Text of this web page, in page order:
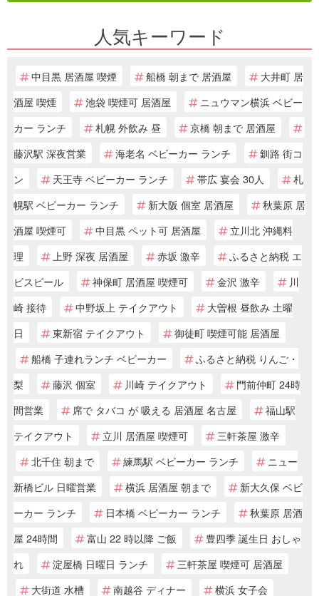
人気キーワード
中目黒 居酒屋 喫煙 船橋 朝まで 居酒屋
大井町 居
酒屋 喫煙
池袋 喫煙可 居酒屋
ニュウマン横浜 ベビー
カー ランチ
札幌 外飲み 昼
京橋 朝まで 居酒屋
藤沢駅 深夜営業
海老名 ベビーカー ランチ
釧路 街コ
ン
天王寺 ベビーカー ランチ 帯広 宴会 30人
札
幌駅 ベビーカー ランチ
新大阪 個室 居酒屋
秋葉原 居
酒屋 喫煙可
中目黒 ペット可 居酒屋
立川北 沖縄料
理
上野 深夜 居酒屋 赤坂 激辛
ふるさと納税 エ
ビスビール
神保町 居酒屋 喫煙可 金沢 激辛
川
崎 接待
中野坂上 テイクアウト
大曽根 昼飲み 土曜
日
東新宿 テイクアウト
御徒町 喫煙可能 居酒屋
船橋 子連れランチ ベビーカー
ふるさと納税 りんご・
梨
藤沢 個室 川崎 テイクアウト
門前仲町 24時
間営業
席で タバコ が 吸える 居酒屋 名古屋
福山駅
テイクアウト
立川 居酒屋 喫煙可
三軒茶屋 激辛
北千住 朝まで
練馬駅 ベビーカー ランチ
ニュー
新橋ビル 日曜営業
横浜 居酒屋 朝まで
新大久保 ベビ
ーカー ランチ
日本橋 ベビーカー ランチ
秋葉原 居酒
屋 24時間
富山 22 時以降 ご飯
豊四季 誕生日 おしゃ
れ
淀屋橋 日曜日 ランチ
三軒茶屋 喫煙可 居酒屋
大街道 水槽
南越谷 ディナー 横浜 女子会